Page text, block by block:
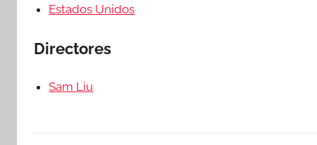
Estados Unidos
Directores
Sam Liu